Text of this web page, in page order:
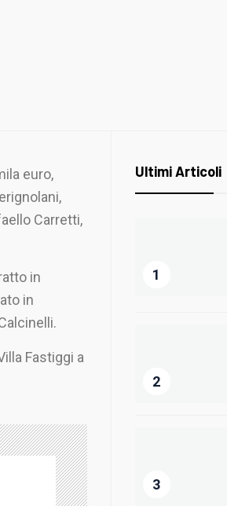
euro,
Carretti,
in
in
Fastiggi a
Ultimi Articoli
1
2
3